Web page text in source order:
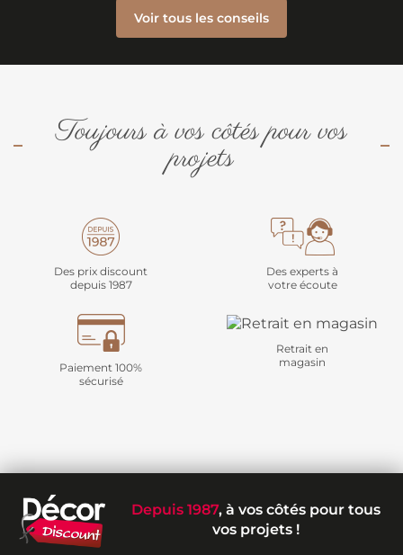
Voir tous les conseils
Toujours à vos côtés pour vos
projets
Des prix discount
depuis 1987
Des experts à
votre écoute
Paiement 100%
sécurisé
Retrait en
magasin
Depuis 1987, à vos côtés pour tous
vos projets !